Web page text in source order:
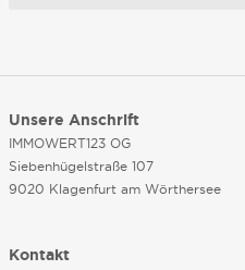
Unsere Anschrift
IMMOWERT123 OG
Siebenhügelstraße 107
9020 Klagenfurt am Wörthersee
Kontakt